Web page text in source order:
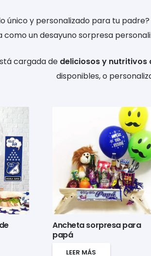
único y personalizado para tu
como un desayuno sorpresa
cargada dedeliciosos y nutritivos
disponibles, o
Ancheta sorpresa para
papá
LEER MÁS